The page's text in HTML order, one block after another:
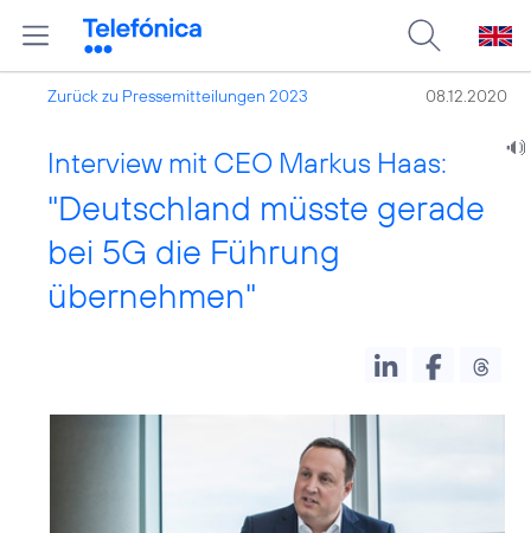
Zurück zu Pressemitteilungen 2023 08.12.2020
Interview mit CEO Markus Haas:
"Deutschland müsste gerade
bei 5G die Führung
übernehmen"